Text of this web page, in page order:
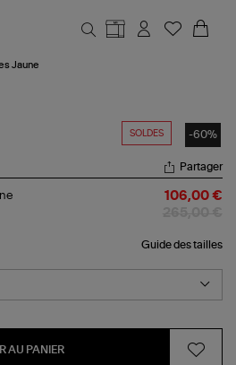
Jaune
SOLDES -60%
Partager
106,00 €
Guide des tailles
AU PANIER